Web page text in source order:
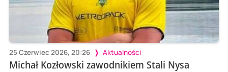
25 Czerwiec 2026, 20:26 Aktualności
Michał Kozłowski zawodnikiem Stali Nysa